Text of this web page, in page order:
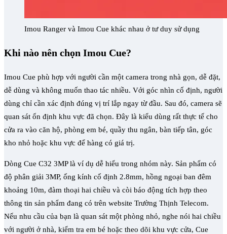
Imou Ranger và Imou Cue khác nhau ở tư duy sử dụng
Khi nào nên chọn Imou Cue?
Imou Cue phù hợp với người cần một camera trong nhà gọn, dễ đặt,
dễ dùng và không muốn thao tác nhiều. Với góc nhìn cố định, người
dùng chỉ cần xác định đúng vị trí lắp ngay từ đầu. Sau đó, camera sẽ
quan sát ổn định khu vực đã chọn. Đây là kiểu dùng rất thực tế cho
cửa ra vào căn hộ, phòng em bé, quầy thu ngân, bàn tiếp tân, góc
kho nhỏ hoặc khu vực để hàng có giá trị.
Dòng Cue C32 3MP là ví dụ dễ hiểu trong nhóm này. Sản phẩm có
độ phân giải 3MP, ống kính cố định 2.8mm, hồng ngoại ban đêm
khoảng 10m, đàm thoại hai chiều và còi báo động tích hợp theo
thông tin sản phẩm đang có trên website Trường Thịnh Telecom.
Nếu nhu cầu của bạn là quan sát một phòng nhỏ, nghe nói hai chiều
với người ở nhà, kiểm tra em bé hoặc theo dõi khu vực cửa, Cue